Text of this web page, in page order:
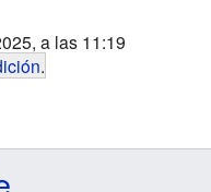
a las 11:19
.